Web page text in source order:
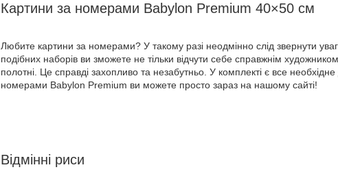
Картини за номерами Babylon Premium 40×50 см
Любите картини за номерами? У такому разі неодмінно слід звернути
подібних наборів ви зможете не тільки відчути себе справжнім
полотні. Це справді захопливо та незабутньо. У комплекті є все
номерами Babylon Premium ви можете просто зараз на нашому сайті!
Відмінні риси